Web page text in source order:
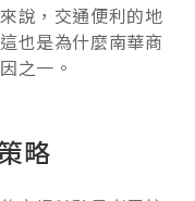
說，交通便利的地
也是為什麼南華商
之一。
略